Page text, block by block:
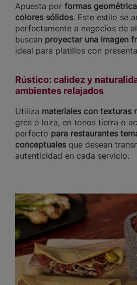
Apuesta por formas
colores sólidos. Este estilo se
perfectamente a negocios de
buscan proyectar una imagen
ideal para platillos con
Rústico: calidez y
ambientes relajados
Utiliza materiales con texturas
gres o loza, en tonos tierra o
perfecto para restaurantes
conceptuales que desean
autenticidad en cada servicio.